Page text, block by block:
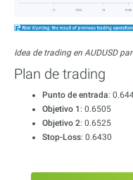
Idea de trading en AUDUSD
Plan de trading
Punto de entrada:
Objetivo 1: 0.6505
Objetivo 2: 0.6525
Stop-Loss: 0.6430